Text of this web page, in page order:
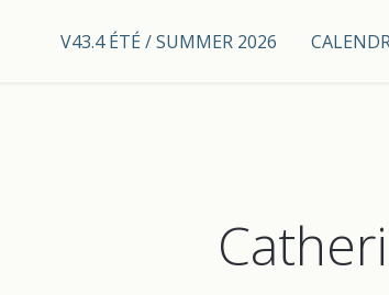
V43.4 ÉTÉ / SUMMER 2026